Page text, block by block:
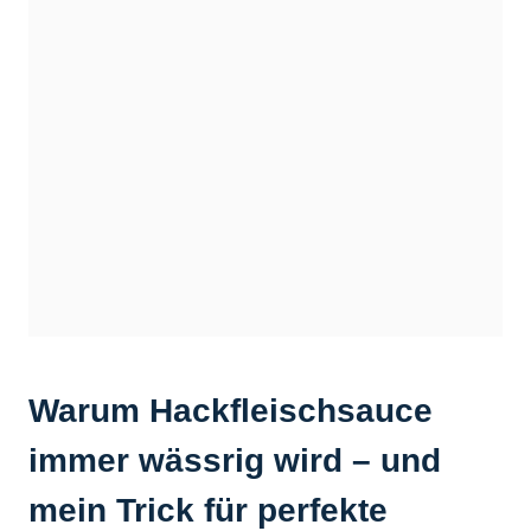
Warum Hackfleischsauce
immer wässrig wird – und
mein Trick für perfekte